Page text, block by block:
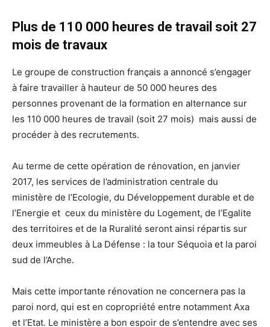
Plus de 110 000 heures de travail soit 27
mois de travaux
Le groupe de construction français a annoncé s’engager
à faire travailler à hauteur de 50 000 heures des
personnes provenant de la formation en alternance sur
les 110 000 heures de travail (soit 27 mois) mais aussi de
procéder à des recrutements.
Au terme de cette opération de rénovation, en janvier
2017, les services de l’administration centrale du
ministère de l’Ecologie, du Développement durable et de
l’Energie et ceux du ministère du Logement, de l’Egalite
des territoires et de la Ruralité seront ainsi répartis sur
deux immeubles à La Défense : la tour Séquoia et la paroi
sud de l’Arche.
Mais cette importante rénovation ne concernera pas la
paroi nord, qui est en copropriété entre notamment Axa
et l’Etat. Le ministère a bon espoir de s’entendre avec ses